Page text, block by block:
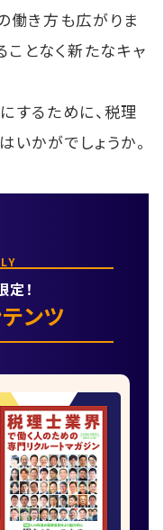
働き方も広がりま
ことなく新たなキャ
するために、税理
かがでしょうか。
！
ンツ